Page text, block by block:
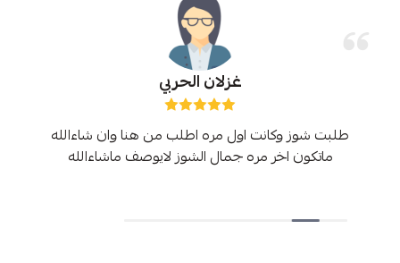
غزلان الحربي
طلبت شوز وكانت اول مره اطلب من هنا وان شاءالله
ماتكون اخر مره جمال الشوز لايوصف ماشاءالله